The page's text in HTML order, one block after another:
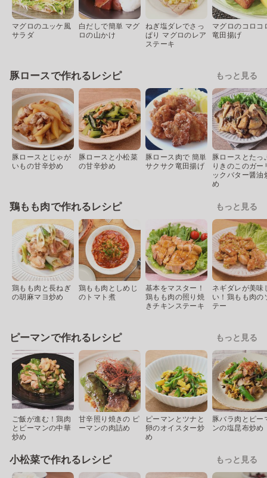
マグロのユッケ風
サラダ
白だしで簡単 マグ
ロの山かけ
ねぎ塩ダレでさっ
ぱり マグロのレア
ステーキ
マグロのコロコ
竜田揚げ
豚ロースで作れるレシピ もっと見る
豚ロースとじゃが
いもの甘辛炒め
豚ロースと小松菜
の甘辛炒め
豚ロース肉で 簡単
サクサク竜田揚げ
豚ロースとたっ
りきのこのガー
ックバター醤油
め
鶏もも肉で作れるレシピ もっと見る
鶏もも肉と長ねぎ
の胡麻マヨ炒め
鶏もも肉としめじ
のトマト煮
基本をマスター！
鶏もも肉の照り焼
きチキンステーキ
ネギダレが美味
い！鶏もも肉の
テー
ピーマンで作れるレシピ もっと見る
ご飯が進む！鶏肉
とピーマンの中華
炒め
甘辛照り焼きの ピ
ーマンの肉詰め
ピーマンとツナと
卵のオイスター炒
め
豚バラ肉とピー
ンの塩昆布炒め
小松菜で作れるレシピ もっと見る